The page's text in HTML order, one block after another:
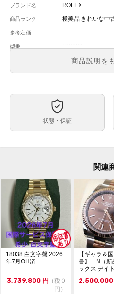
ブランド名 ROLEX
商品ランク 極美品 きれいな中
参考定価
型番
メンズ
文字盤 スレート文字盤
約40mm
ケース素材
グリーンタグ・余り
・ランダム番シリ
・鏡面クラスプ
・オイスターブレス
・日差約+3秒
（タイムグラファ
変動します。参考
微細なキズが極僅
じられない極美品
ガラスにキズやカ
コメント
・価格交渉や問合
商品説明を
状態・保証
関連
18038 白文字盤 2026
年7月OH済
3,739,800 円
（税０
円）
【ギャラ＆
書】 N（新
ックス デイ
126231
2,500,000